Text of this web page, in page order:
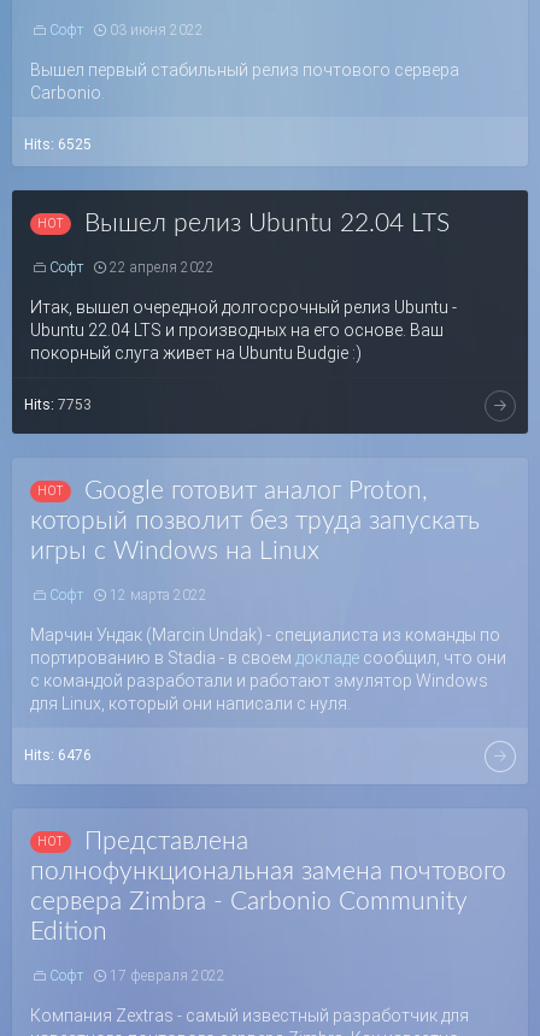
Софт 03 июня 2022
Вышел первый стабильный релиз почтового сервера
Carbonio.
Hits: 6525
Вышел релиз Ubuntu 22.04 LTS
Софт 22 апреля 2022
Итак, вышел очередной долгосрочный релиз Ubuntu -
Ubuntu 22.04 LTS и производных на его основе. Ваш
покорный слуга живет на Ubuntu Budgie :)
Hits: 7753
Google готовит аналог Proton,
который позволит без труда запускать
игры с Windows на Linux
Софт 12 марта 2022
Марчин Ундак (Marcin Undak) - специалиста из команды по
портированию в Stadia - в своем докладе сообщил, что они
с командой разработали и работают эмулятор Windows
для Linux, который они написали с нуля.
Hits: 6476
Представлена
полнофункциональная замена почтового
сервера Zimbra - Carbonio Community
Edition
Софт 17 февраля 2022
Компания Zextras - самый известный разработчик для